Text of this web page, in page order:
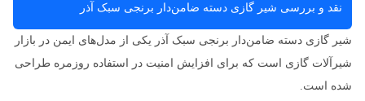
نقد و بررسی شیر گازی دسته ضامن‌دار برنجی سبک آذر
شیر گازی دسته ضامن‌دار برنجی سبک آذر یکی از مدل‌های ایمن در بازار
شیرآلات گازی است که برای افزایش امنیت در استفاده روزمره طراحی
شده است.